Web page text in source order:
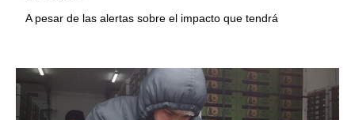
A pesar de las alertas sobre el impacto que tendrá